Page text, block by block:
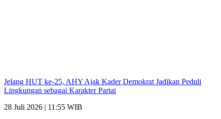
Jelang HUT ke-25, AHY Ajak Kader Demokrat Jadikan Peduli
Lingkungan sebagai Karakter Partai
28 Juli 2026 | 11:55 WIB